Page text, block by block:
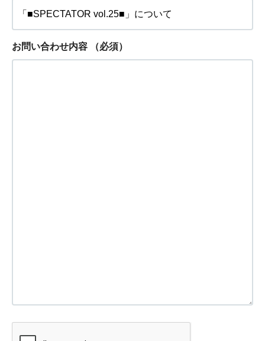
お問い合わせ内容 （必須）